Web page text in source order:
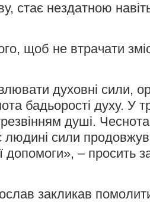
стає нездатною
щоб не втрачати
духовні сили,
бадьорості духу. У
душі.
людині сили
допомоги», – просить
закликав